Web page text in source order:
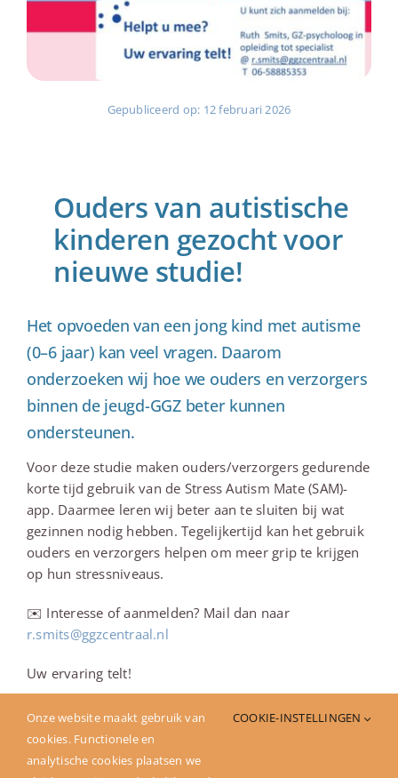
Gepubliceerd op: 12 februari 2026
Ouders van autistische
kinderen gezocht voor
nieuwe studie!
Het opvoeden van een jong kind met autisme
(0–6 jaar) kan veel vragen. Daarom
onderzoeken wij hoe we ouders en verzorgers
binnen de jeugd-GGZ beter kunnen
ondersteunen.
Voor deze studie maken ouders/verzorgers gedurende
korte tijd gebruik van de Stress Autism Mate (SAM)-
app. Daarmee leren wij beter aan te sluiten bij wat
gezinnen nodig hebben. Tegelijkertijd kan het gebruik
ouders en verzorgers helpen om meer grip te krijgen
op hun stressniveaus.
✉️ Interesse of aanmelden? Mail dan naar
r.smits@ggzcentraal.nl
Uw ervaring telt!
Deel dit verhaal
Onze website maakt gebruik van
cookies. Functionele en
analytische cookies plaatsen we
COOKIE-INSTELLINGEN